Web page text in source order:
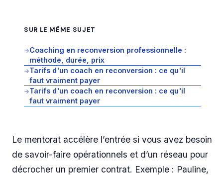
SUR LE MÊME SUJET
→Coaching en reconversion professionnelle :
méthode, durée, prix
→Tarifs d'un coach en reconversion : ce qu'il
faut vraiment payer
→Tarifs d'un coach en reconversion : ce qu'il
faut vraiment payer
Le mentorat accélère l’entrée si vous avez besoin
de savoir-faire opérationnels et d’un réseau pour
décrocher un premier contrat. Exemple : Pauline,